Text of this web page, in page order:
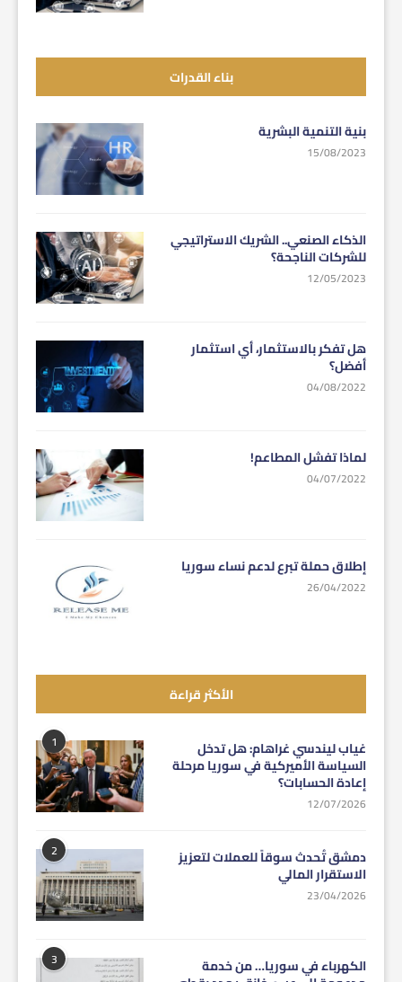
بناء القدرات
بنية التنمية البشرية
15/08/2023
الذكاء الصنعي.. الشريك الاستراتيجي
للشركات الناجحة؟
12/05/2023
هل تفكر بالاستثمار، أي استثمار
أفضل؟
04/08/2022
لماذا تفشل المطاعم!
04/07/2022
إطلاق حملة تبرع لدعم نساء سوريا
26/04/2022
الأكثر قراءة
1 غياب ليندسي غراهام: هل تدخل
السياسة الأميركية في سوريا مرحلة
إعادة الحسابات؟
12/07/2026
2 دمشق تُحدث سوقاً للعملات لتعزيز
الاستقرار المالي
23/04/2026
3 الكهرباء في سوريا… من خدمة